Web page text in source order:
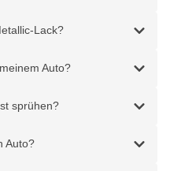
Lack?
Auto?
sprühen?
Auto?